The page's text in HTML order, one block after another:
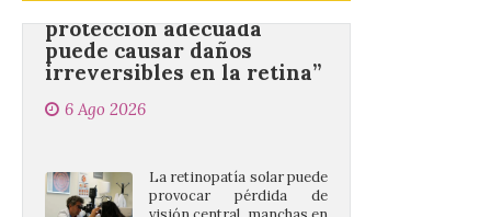
irreversibles en la retina”
6 Ago 2026
el campo visual y
alteraciones en la